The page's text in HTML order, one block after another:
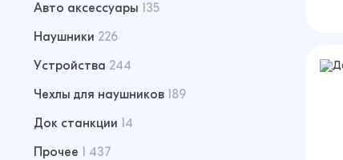
Авто аксессуары 135
Наушники 226
Устройства 244
Чехлы для наушников 189
Док станкции 14
Прочее 1 437